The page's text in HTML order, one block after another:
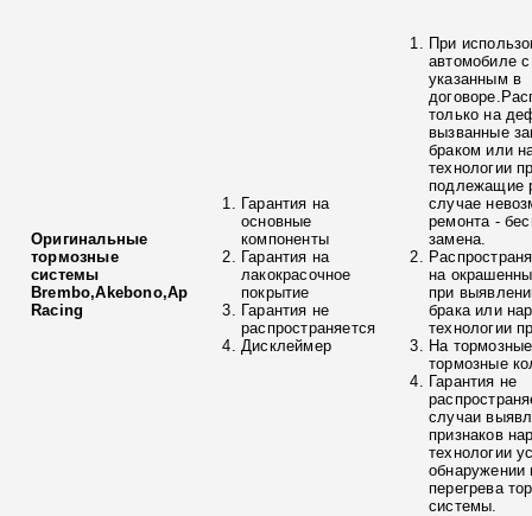
Оригинальные
тормозные
системы
Brembo,Akebono,Ap
Racing
Гарантия на
основные
компоненты
Гарантия на
лакокрасочное
покрытие
Гарантия не
распространяется
Дисклеймер
При
автомобиле
указанным в
только на
вызванные
браком или
технологии
подлежащие
случае
ремонта -
замена.
на
при
брака или
технологии
На
тормозные
Гарантия не
случаи
признаков
технологии
обнаружении
перегрева
системы.